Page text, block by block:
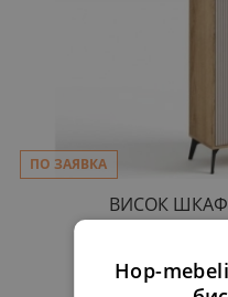
ПО ЗАЯВКА
ВИСОК
Hop-